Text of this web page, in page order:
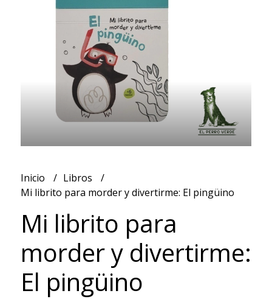
Inicio
Libros
Mi librito para morder y divertirme: El pingüino
Mi librito para
morder y divertirme:
El pingüino